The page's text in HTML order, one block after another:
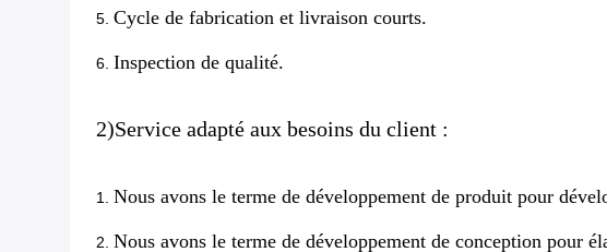
5. Cycle de fabrication et livraison courts.
6. Inspection de qualité.
2)Service adapté aux besoins du client :
1. Nous avons le terme de développement de produit pour
2. Nous avons le terme de développement de conception pour